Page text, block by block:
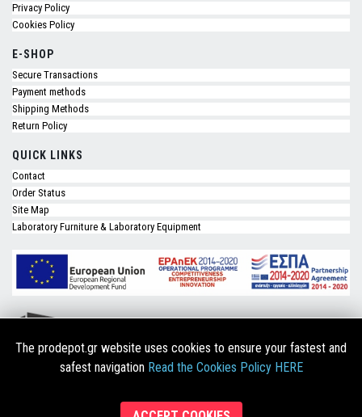
Privacy Policy
Cookies Policy
E-SHOP
Secure Transactions
Payment methods
Shipping Methods
Return Policy
QUICK LINKS
Contact
Order Status
Site Map
Laboratory Furniture & Laboratory Equipment
The prodepot.gr website uses cookies to ensure your fastest and
safest navigation Read the Cookies Policy HERE